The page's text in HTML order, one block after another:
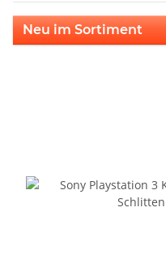
Neu im Sortiment